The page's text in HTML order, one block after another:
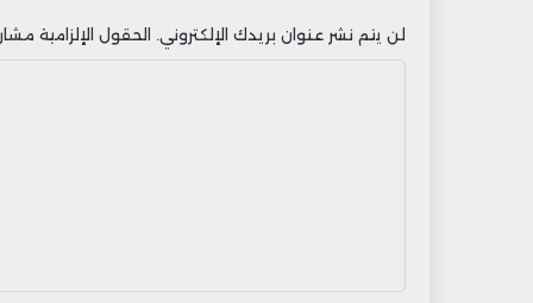
لن يتم نشر عنوان بريدك الإلكتروني. الحقول الإلزامية مشار
ق